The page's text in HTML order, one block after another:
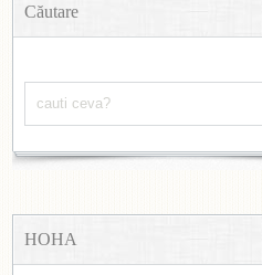
Căutare
HOHA